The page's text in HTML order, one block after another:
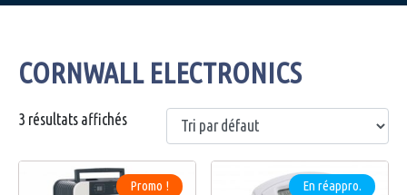
CORNWALL ELECTRONICS
3 résultats affichés
Promo ! En réappro.